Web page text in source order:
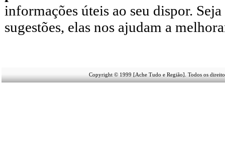
informações úteis ao seu dispor.
sugestões, elas nos ajudam a
Copyright © 1999 [Ache Tudo e Região]. Todos os